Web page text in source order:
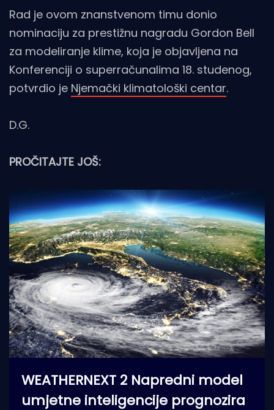
Rad je ovom znanstvenom timu donio
nominaciju za prestižnu nagradu Gordon Bell
za modeliranje klime, koja je objavljena na
Konferenciji o superračunalima 18. studenog,
potvrdio je Njemački klimatološki centar.
D.G.
PROČITAJTE JOŠ:
WEATHERNEXT 2 Napredni model
umjetne inteligencije prognozira